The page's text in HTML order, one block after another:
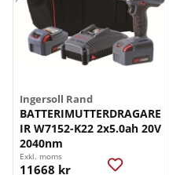
Ingersoll Rand
BATTERIMUTTERDRAGARE
IR W7152-K22 2x5.0ah 20V
2040nm
Exkl. moms
11668 kr